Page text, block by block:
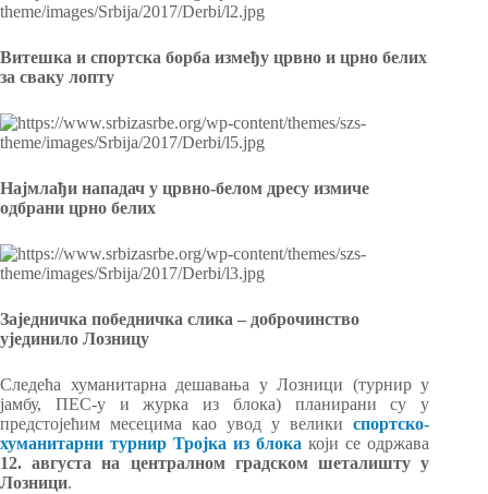
Витешка и спортска борба између црвно и црно белих
за сваку лопту
Најмлађи нападач у црвно-белом дресу измиче
одбрани црно белих
Заједничка победничка слика – доброчинство
ујединило Лозницу
Следећа хуманитарна дешавања у Лозници (турнир у
јамбу, ПЕС-у и журка из блока) планирани су у
предстојећим месецима као увод у великиспортско-
хуманитарни турнир Тројка из блока који се одржава
12. августа на централном градском шеталишту у
Лозници.